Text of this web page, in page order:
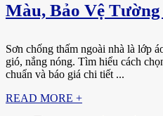
Màu, Bảo Vệ
Sơn chống thấm ngoài nhà là lớp
gió, nắng nóng. Tìm hiểu cách
chuẩn và báo giá chi tiết ...
READ MORE +